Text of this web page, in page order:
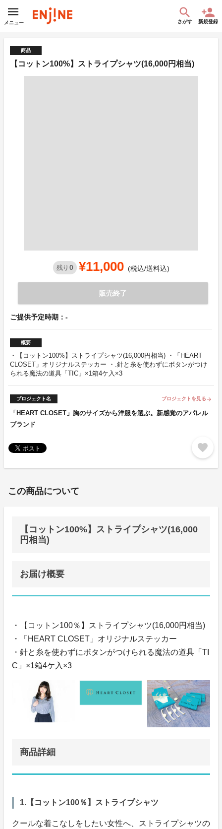
メニュー さがす 新規登録
商品
【コットン100%】ストライプシャツ(16,000円相当)
残り 0 ¥11,000 (税込/送料込)
販売終了
ご提供予定時期：-
概要
・【コットン100%】ストライプシャツ(16,000円相当) ・「HEART
CLOSET」オリジナルステッカー ・.針と糸を使わずにボタンがつけ
られる魔法の道具「TIC」×1箱4ケ入×3
プロジェクト名 プロジェクトを見る arrow_forward
「HEART CLOSET」胸のサイズから洋服を選ぶ。新感覚のアパレル
ブランド
favorite
この商品について
【コットン100%】ストライプシャツ(16,000
円相当)
お届け概要
・【コットン100％】ストライプシャツ(16,000円相当)
・「HEART CLOSET」オリジナルステッカー
・針と糸を使わずにボタンがつけられる魔法の道具「TI
C」×1箱4ケ入×3
商品詳細
1.【コットン100％】ストライプシャツ
クールな着こなしをしたい女性へ、ストライプシャツの